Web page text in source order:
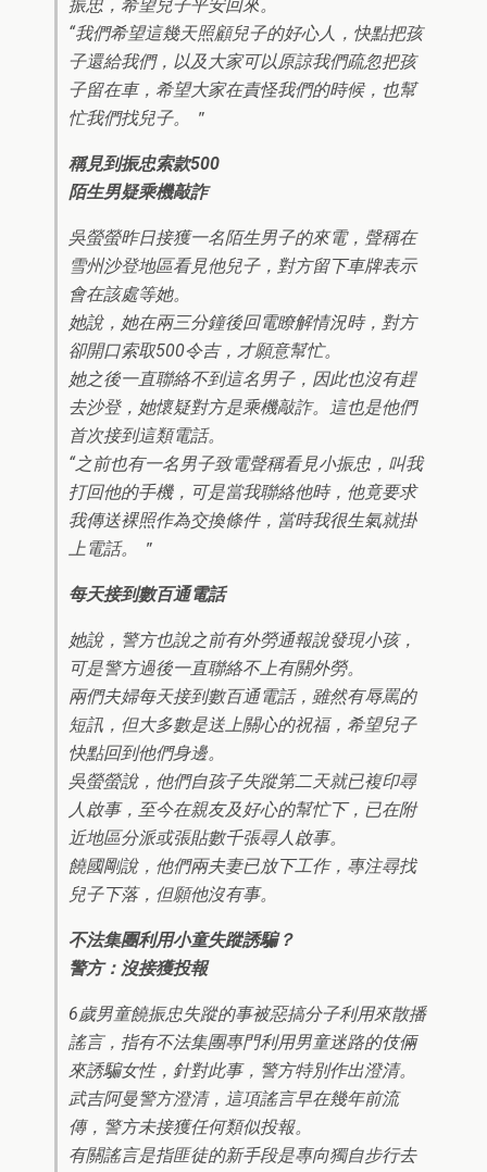
振忠，希望兒子平安回來。
“我們希望這幾天照顧兒子的好心人，快點把孩
子還給我們，以及大家可以原諒我們疏忽把孩
子留在車，希望大家在責怪我們的時候，也幫
忙我們找兒子。＂
稱見到振忠索款500
陌生男疑乘機敲詐
吳螢螢昨日接獲一名陌生男子的來電，聲稱在
雪州沙登地區看見他兒子，對方留下車牌表示
會在該處等她。
她說，她在兩三分鐘後回電瞭解情況時，對方
卻開口索取500令吉，才願意幫忙。
她之後一直聯絡不到這名男子，因此也沒有趕
去沙登，她懷疑對方是乘機敲詐。這也是他們
首次接到這類電話。
“之前也有一名男子致電聲稱看見小振忠，叫我
打回他的手機，可是當我聯絡他時，他竟要求
我傳送裸照作為交換條件，當時我很生氣就掛
上電話。＂
每天接到數百通電話
她說，警方也說之前有外勞通報說發現小孩，
可是警方過後一直聯絡不上有關外勞。
兩們夫婦每天接到數百通電話，雖然有辱罵的
短訊，但大多數是送上關心的祝福，希望兒子
快點回到他們身邊。
吳螢螢說，他們自孩子失蹤第二天就已複印尋
人啟事，至今在親友及好心的幫忙下，已在附
近地區分派或張貼數千張尋人啟事。
饒國剛說，他們兩夫妻已放下工作，專注尋找
兒子下落，但願他沒有事。
不法集團利用小童失蹤誘騙？
警方：沒接獲投報
6歲男童饒振忠失蹤的事被惡搞分子利用來散播
謠言，指有不法集團專門利用男童迷路的伎倆
來誘騙女性，針對此事，警方特別作出澄清。
武吉阿曼警方澄清，這項謠言早在幾年前流
傳，警方未接獲任何類似投報。
有關謠言是指匪徒的新手段是專向獨自步行去